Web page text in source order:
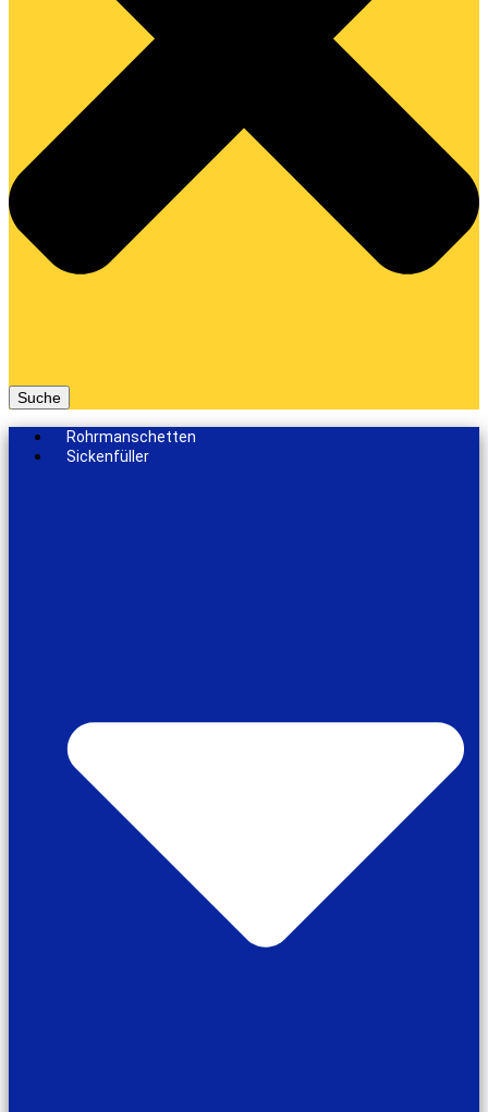
Suche
Rohrmanschetten
Sickenfüller